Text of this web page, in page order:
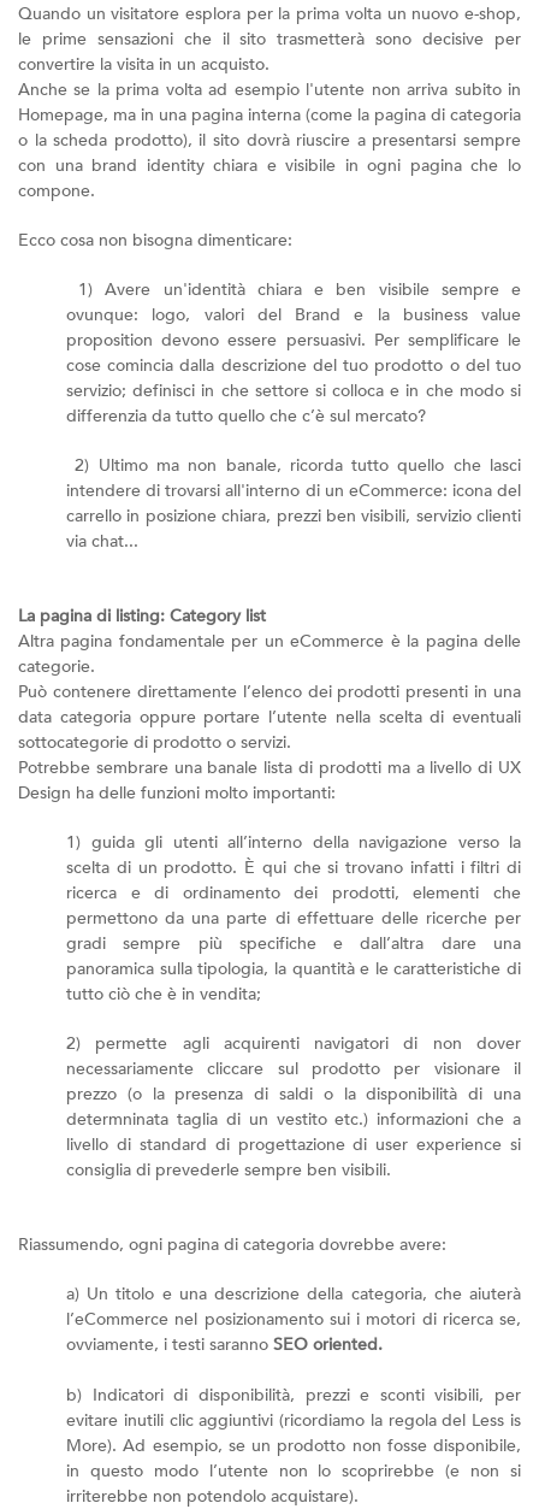
Quando un visitatore esplora per la prima volta un nuovo e-shop,
le prime sensazioni che il sito trasmetterà sono decisive per
convertire la visita in un acquisto.
Anche se la prima volta ad esempio l'utente non arriva subito in
Homepage, ma in una pagina interna (come la pagina di categoria
o la scheda prodotto), il sito dovrà riuscire a presentarsi sempre
con una brand identity chiara e visibile in ogni pagina che lo
compone.
Ecco cosa non bisogna dimenticare:
1) Avere un'identità chiara e ben visibile sempre e
ovunque: logo, valori del Brand e la business value
proposition devono essere persuasivi. Per semplificare le
cose comincia dalla descrizione del tuo prodotto o del tuo
servizio; definisci in che settore si colloca e in che modo si
differenzia da tutto quello che c’è sul mercato?
2) Ultimo ma non banale, ricorda tutto quello che lasci
intendere di trovarsi all'interno di un eCommerce: icona del
carrello in posizione chiara, prezzi ben visibili, servizio clienti
via chat...
La pagina di listing: Category list
Altra pagina fondamentale per un eCommerce è la pagina delle
categorie.
Può contenere direttamente l’elenco dei prodotti presenti in una
data categoria oppure portare l’utente nella scelta di eventuali
sottocategorie di prodotto o servizi.
Potrebbe sembrare una banale lista di prodotti ma a livello di UX
Design ha delle funzioni molto importanti:
1) guida gli utenti all’interno della navigazione verso la
scelta di un prodotto. È qui che si trovano infatti i filtri di
ricerca e di ordinamento dei prodotti, elementi che
permettono da una parte di effettuare delle ricerche per
gradi sempre più specifiche e dall’altra dare una
panoramica sulla tipologia, la quantità e le caratteristiche di
tutto ciò che è in vendita;
2) permette agli acquirenti navigatori di non dover
necessariamente cliccare sul prodotto per visionare il
prezzo (o la presenza di saldi o la disponibilità di una
determninata taglia di un vestito etc.) informazioni che a
livello di standard di progettazione di user experience si
consiglia di prevederle sempre ben visibili.
Riassumendo, ogni pagina di categoria dovrebbe avere:
a) Un titolo e una descrizione della categoria, che aiuterà
l’eCommerce nel posizionamento sui i motori di ricerca se,
ovviamente, i testi saranno SEO oriented.
b) Indicatori di disponibilità, prezzi e sconti visibili, per
evitare inutili clic aggiuntivi (ricordiamo la regola del Less is
More). Ad esempio, se un prodotto non fosse disponibile,
in questo modo l’utente non lo scoprirebbe (e non si
irriterebbe non potendolo acquistare).